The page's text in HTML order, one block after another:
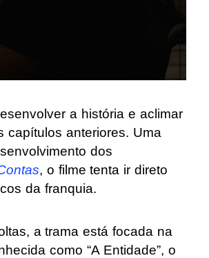
a história e aclimar
capítulos anteriores. Uma
dos
, o filme tenta ir direto
da franquia.
a trama está focada na
como “A Entidade”, o